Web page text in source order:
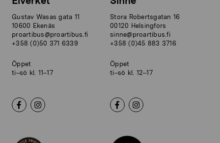
Gustav Wasas gata 11
10600 Ekenäs
proartibus@proartibus.fi
+358 (0)50 371 6339
Öppet
ti–sö kl. 11–17
Stora Robertsgatan 16
00120 Helsingfors
sinne@proartibus.fi
+358 (0)45 883 3716
Öppet
ti–sö kl. 12–17